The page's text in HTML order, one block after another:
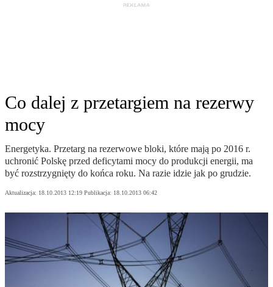
Co dalej z przetargiem na rezerwy
mocy
Energetyka. Przetarg na rezerwowe bloki, które mają po 2016 r.
uchronić Polskę przed deficytami mocy do produkcji energii, ma
być rozstrzygnięty do końca roku. Na razie idzie jak po grudzie.
Aktualizacja: 18.10.2013 12:19 Publikacja: 18.10.2013 06:42